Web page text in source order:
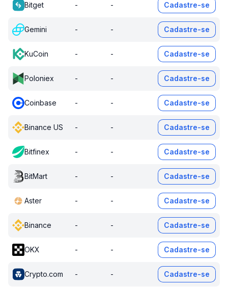
Bitget - - Cadastre-se
Gemini - - Cadastre-se
KuCoin - - Cadastre-se
Poloniex - - Cadastre-se
Coinbase - - Cadastre-se
Binance US - - Cadastre-se
Bitfinex - - Cadastre-se
BitMart - - Cadastre-se
Aster - - Cadastre-se
Binance - - Cadastre-se
OKX - - Cadastre-se
Crypto.com - - Cadastre-se